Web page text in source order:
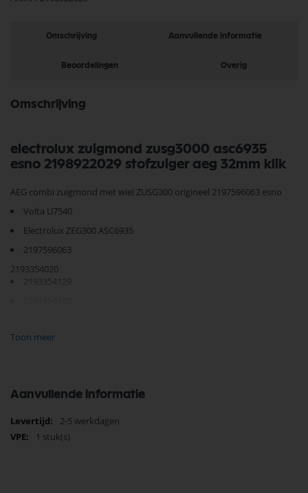
Omschrijving Aanvullende informatie
Beoordelingen Overig
Omschrijving
electrolux zuigmond zusg3000 asc6935
esno 2198922029 stofzuiger aeg 32mm klik
AEG combi zuigmond met wiel ZUSG300 origineel 2197596063 esno
Volta U7540
Electrolux ZEG300 ASC6935
2197596063
2193354020
2193354129
2193354244
2193354350
2193354418
2193354616
Toon meer
Aanvullende informatie
Meer
informatie
2-5 werkdagen
1 stuk(s)